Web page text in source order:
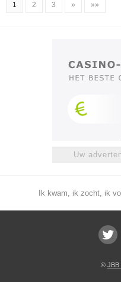
1 2 3 » »»
Uw
Ik kwam, ik zocht, ik
© JBB